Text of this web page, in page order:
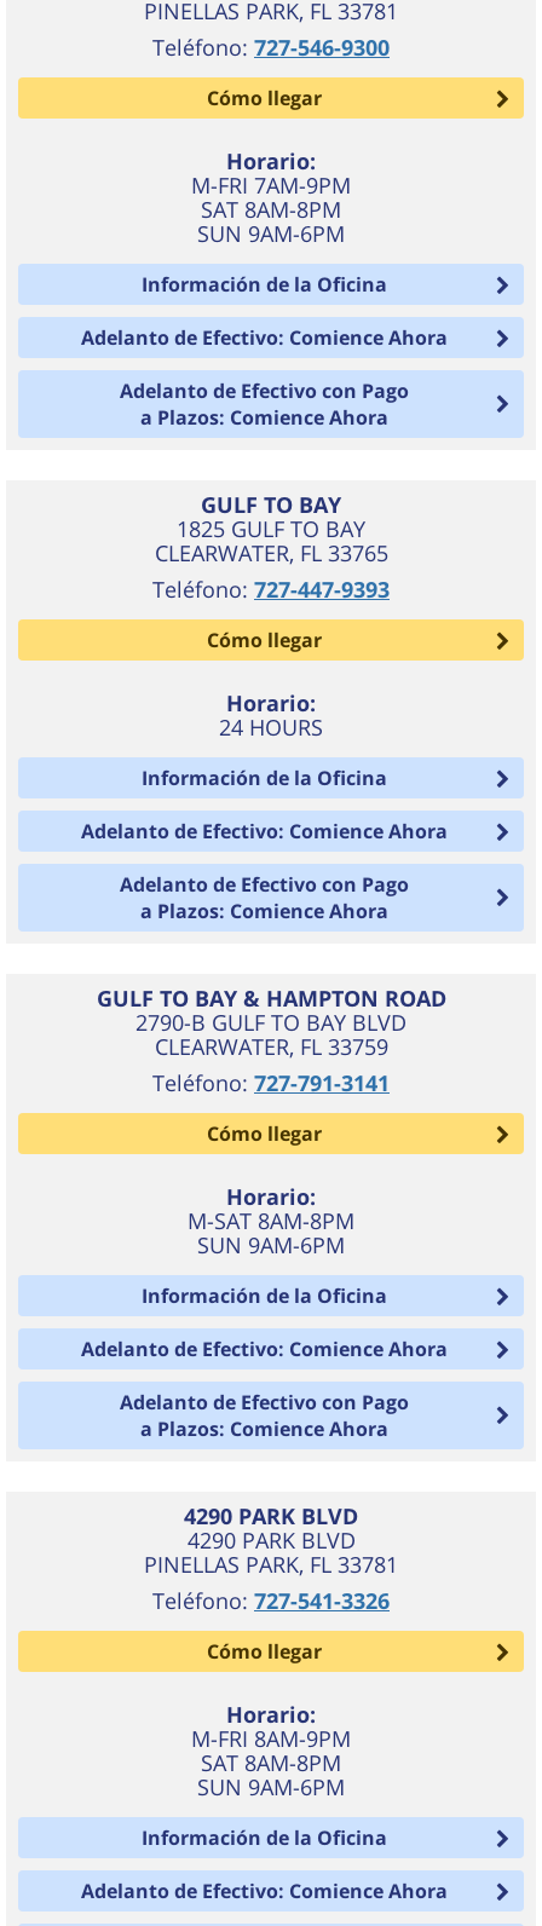
PINELLAS PARK, FL 33781
Teléfono: 727-546-9300
Cómo llegar
Horario:
M-FRI 7AM-9PM
SAT 8AM-8PM
SUN 9AM-6PM
Información de la Oficina
Adelanto de Efectivo: Comience Ahora
Adelanto de Efectivo con Pago
a Plazos: Comience Ahora
GULF TO BAY
1825 GULF TO BAY
CLEARWATER, FL 33765
Teléfono: 727-447-9393
Cómo llegar
Horario:
24 HOURS
Información de la Oficina
Adelanto de Efectivo: Comience Ahora
Adelanto de Efectivo con Pago
a Plazos: Comience Ahora
GULF TO BAY & HAMPTON ROAD
2790-B GULF TO BAY BLVD
CLEARWATER, FL 33759
Teléfono: 727-791-3141
Cómo llegar
Horario:
M-SAT 8AM-8PM
SUN 9AM-6PM
Información de la Oficina
Adelanto de Efectivo: Comience Ahora
Adelanto de Efectivo con Pago
a Plazos: Comience Ahora
4290 PARK BLVD
4290 PARK BLVD
PINELLAS PARK, FL 33781
Teléfono: 727-541-3326
Cómo llegar
Horario:
M-FRI 8AM-9PM
SAT 8AM-8PM
SUN 9AM-6PM
Información de la Oficina
Adelanto de Efectivo: Comience Ahora